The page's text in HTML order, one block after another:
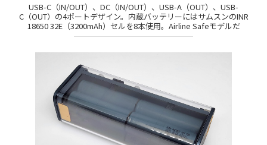
USB-C（IN/OUT）、DC（IN/OUT）、USB-A（OUT）、USB-
C（OUT）の4ポートデザイン。内蔵バッテリーにはサムスンのINR
18650 32E（3200mAh）セルを8本使用。Airline Safeモデルだ